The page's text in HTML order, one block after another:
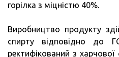
горілка з міцністю 40%.
Виробництво продукту
спирту відповідно до
ректифікований з харчової